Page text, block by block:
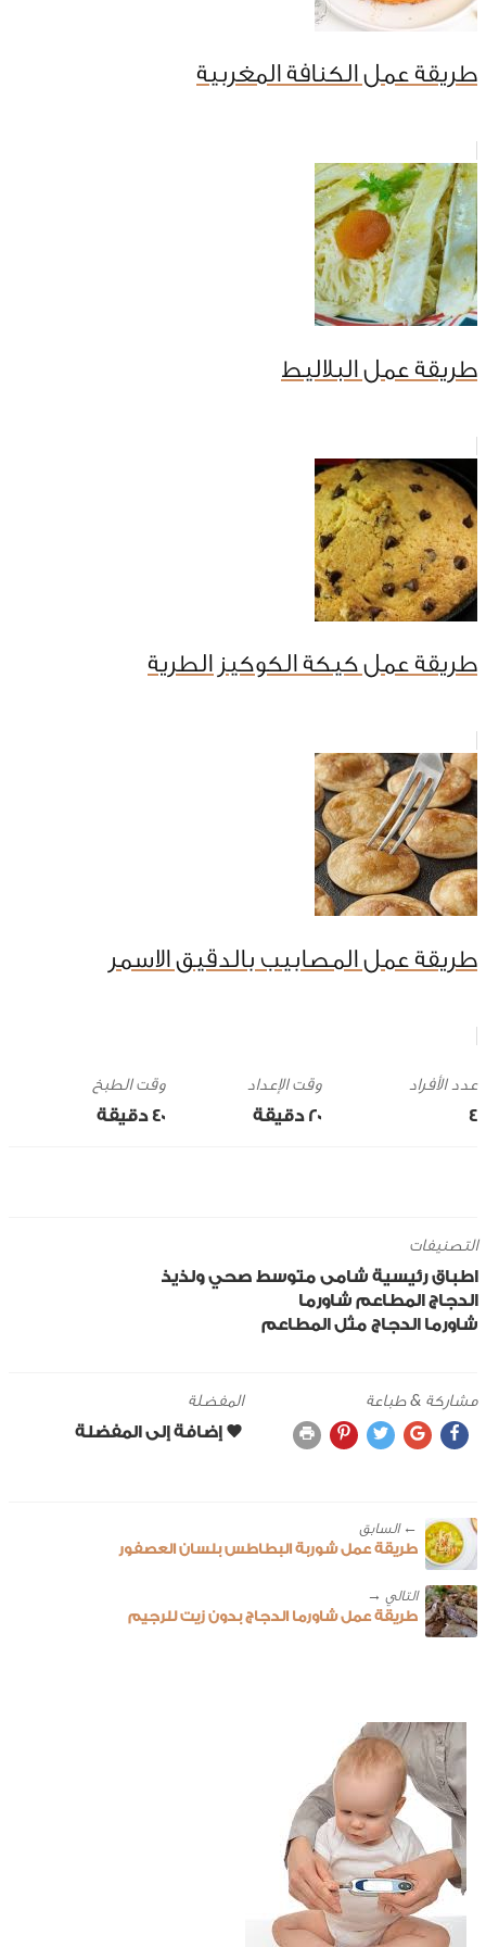
طريقة عمل الكنافة المغربية
طريقة عمل البلاليط
طريقة عمل كيكة الكوكيز الطرية
طريقة عمل المصابيب بالدقيق الاسمر
4
وقت الإعداد
20 ‎دقيقة
وقت الطبخ
40 ‎دقيقة
التصنيفات
اطباق رئيسية شامى متوسط صحي ولذيذ
الدجاج المطاعم شاورما
شاورما الدجاج مثل المطاعم
مشاركة & طباعة المفضلة
← ‎السابق
طريقة عمل شوربة البطاطس بلسان العصفور
طريقة عمل شاورما الدجاج بدون زيت للرجيم